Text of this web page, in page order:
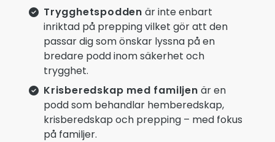
Trygghetspodden är inte enbart
inriktad på prepping vilket gör att den
passar dig som önskar lyssna på en
bredare podd inom säkerhet och
trygghet.
Krisberedskap med familjen är en
podd som behandlar hemberedskap,
krisberedskap och prepping – med fokus
på familjer.